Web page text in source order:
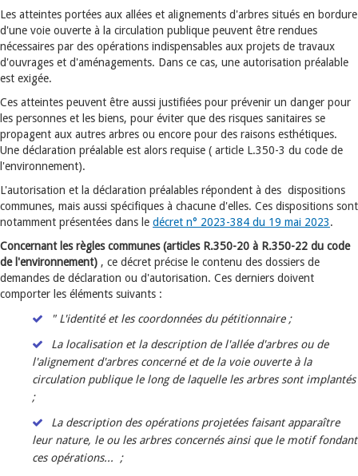
Les atteintes portées aux allées et alignements d'arbres situés en bordure
d'une voie ouverte à la circulation publique peuvent être rendues
nécessaires par des opérations indispensables aux projets de travaux
d'ouvrages et d'aménagements. Dans ce cas, une autorisation préalable
est exigée.
Ces atteintes peuvent être aussi justifiées pour prévenir un danger pour
les personnes et les biens, pour éviter que des risques sanitaires se
propagent aux autres arbres ou encore pour des raisons esthétiques.
Une déclaration préalable est alors requise ( article L.350-3 du code de
l'environnement).
L'autorisation et la déclaration préalables répondent à des dispositions
communes, mais aussi spécifiques à chacune d'elles. Ces dispositions sont
notamment présentées dans le décret n° 2023-384 du 19 mai 2023.
Concernant les règles communes (articles R.350-20 à R.350-22 du code
de l'environnement) , ce décret précise le contenu des dossiers de
demandes de déclaration ou d'autorisation. Ces derniers doivent
comporter les éléments suivants :
" L'identité et les coordonnées du pétitionnaire ;
La localisation et la description de l'allée d'arbres ou de
l'alignement d'arbres concerné et de la voie ouverte à la
circulation publique le long de laquelle les arbres sont implantés
;
La description des opérations projetées faisant apparaître
leur nature, le ou les arbres concernés ainsi que le motif fondant
ces opérations... ;